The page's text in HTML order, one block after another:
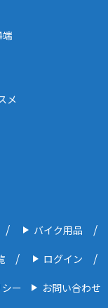
端
メ
バイク用品
ログイン
ー お問い合わせ